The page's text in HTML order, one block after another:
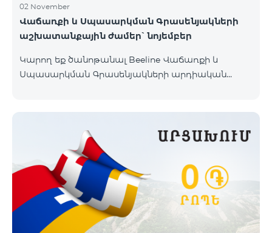
ընկերություն։ Անվանափոխությունը պետական
գրանցում է ստացել 2020 թ. նոյեմբերի 16-ին։
Կատարված փոփոխությունը որևէ կերպ չի
պարտավորությունների և ծառայությունների
մատուցման վրա, որոնք շարունակելու են
հայտնում ենք, որ կազմակերպությունը դ
02 November
Վաճառքի և Սպասարկման Գրասենյակների
աշխատանքային ժամեր՝ նոյեմբեր
Կարող եք ծանոթանալ Beeline Վաճառքի և
Սպասարկման Գրասենյակների արդիական